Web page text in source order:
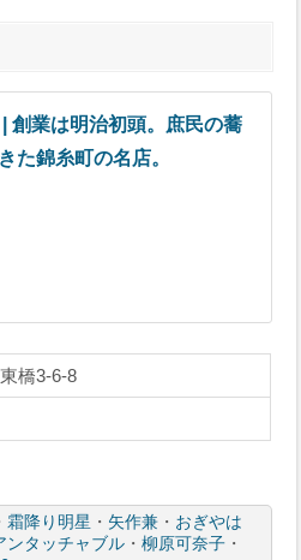
業は明治初頭。庶民の蕎
た錦糸町の名店。
橋3-6-8
霜降り明星 ・ 矢作兼・ おぎやは
ンタッチャブル・ 柳原可奈子・